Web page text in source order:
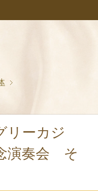
リーカジ
演奏会 そ